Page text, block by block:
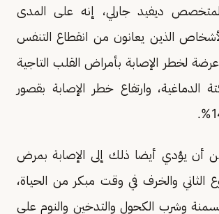
ديفيد جارلي، إنه على المدى
الذين يعانون من انقطاع التنفس
عرضة لخطر الإصابة بأمراض القلب التاجية
الدماغية، وارتفاع خطر الإصابة بقصور
أن يؤدي أيضا ذلك إلى الإصابة بمرض
الثاني والخرف في وقت مبكر من الحياة،
وشرب الكحول والتدخين والنوم على